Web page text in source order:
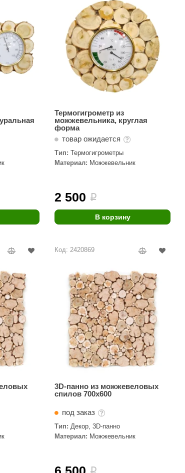
Термогигрометр из
можжевельника, круглая
форма
товар ожидается
Тип: Термогигрометры
Материал: Можжевельник
2 500 i
В корзину
Код: 2420869
3D-панно из можжевеловых
спилов 700х600
под заказ
Тип: Декор, 3D-панно
Материал: Можжевельник
i